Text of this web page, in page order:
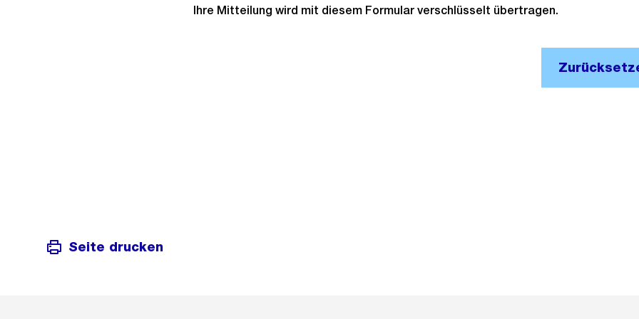
Ihre Mitteilung wird mit diesem Formular verschlüsselt übertragen.
Seite drucken